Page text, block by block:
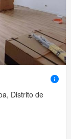
Distrito de